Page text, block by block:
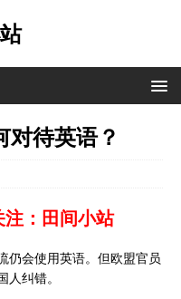
对待英语？
：田间小站
仍会使用英语。但欧盟官员
纠错。